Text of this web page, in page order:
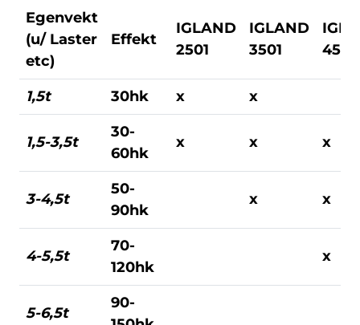
Egenvekt
(u/ Laster
etc)
Effekt
IGLAND
2501
IGLAND
3501
4501
1,5t 30hk x x
1,5-3,5t
30-
60hk
x x x
3-4,5t
50-
90hk
x x
4-5,5t
70-
120hk
x
5-6,5t
90-